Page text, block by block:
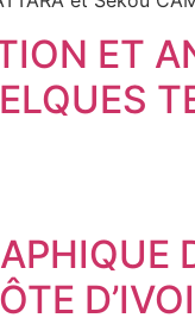
ET